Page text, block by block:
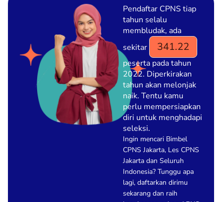
Pendaftar CPNS tiap
tahun selalu
membludak, ada
sekitar
341.22
peserta pada tahun
2022. Diperkirakan
tahun akan melonjak
naik. Tentu kamu
perlu mempersiapkan
diri untuk menghadapi
seleksi.
Ingin mencari Bimbel
CPNS Jakarta, Les CPNS
Jakarta dan Seluruh
Indonesia? Tunggu apa
lagi, daftarkan dirimu
sekarang dan raih